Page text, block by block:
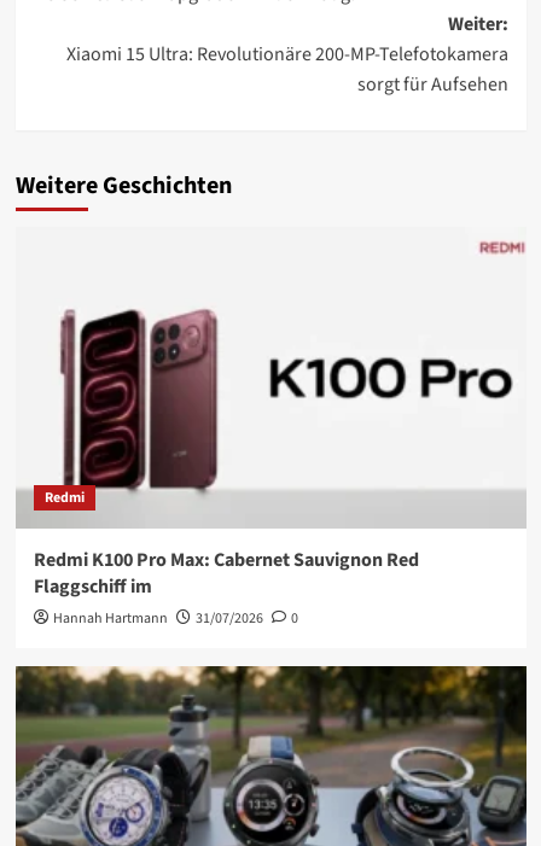
Weiter:
Xiaomi 15 Ultra: Revolutionäre 200-MP-Telefotokamera
sorgt für Aufsehen
Weitere Geschichten
Redmi
Redmi K100 Pro Max: Cabernet Sauvignon Red
Flaggschiff im
Hannah Hartmann 31/07/2026 0